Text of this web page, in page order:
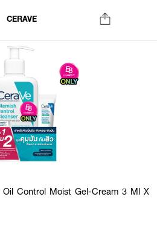
CERAVE
Oil Control Moist Gel-Cream 3 Ml X